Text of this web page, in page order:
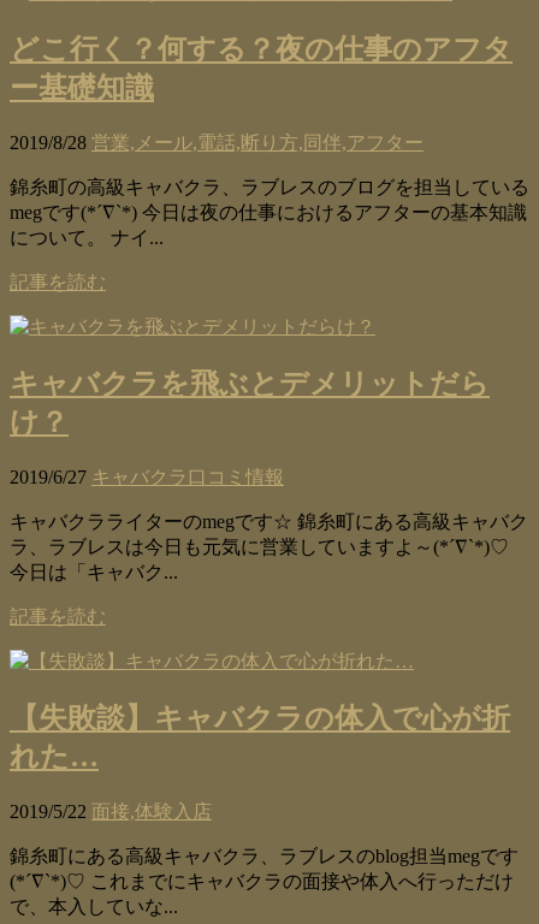
どこ行く？何する？夜の仕事のアフタ
ー基礎知識
2019/8/28 営業,メール,電話,断り方,同伴,アフター
錦糸町の高級キャバクラ、ラブレスのブログを担当している
megです(*´∇`*) 今日は夜の仕事におけるアフターの基本知識
について。 ナイ...
記事を読む
キャバクラを飛ぶとデメリットだら
け？
2019/6/27 キャバクラ口コミ情報
キャバクラライターのmegです☆ 錦糸町にある高級キャバク
ラ、ラブレスは今日も元気に営業していますよ～(*´∇`*)♡
今日は「キャバク...
記事を読む
【失敗談】キャバクラの体入で心が折
れた…
2019/5/22 面接,体験入店
錦糸町にある高級キャバクラ、ラブレスのblog担当megです
(*´∇`*)♡ これまでにキャバクラの面接や体入へ行っただけ
で、本入していな...